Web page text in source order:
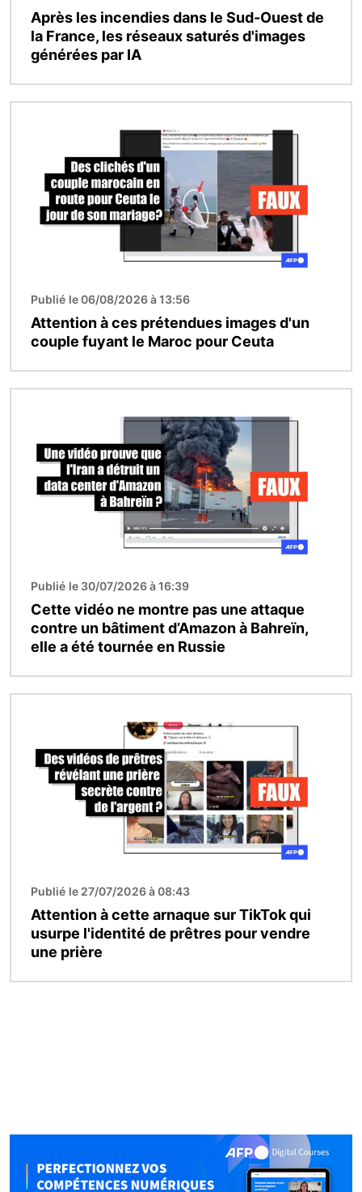
Après les incendies dans le Sud-Ouest de
la France, les réseaux saturés d'images
générées par IA
Publié le 06/08/2026 à 13:56
Attention à ces prétendues images d'un
couple fuyant le Maroc pour Ceuta
Publié le 30/07/2026 à 16:39
Cette vidéo ne montre pas une attaque
contre un bâtiment d’Amazon à Bahreïn,
elle a été tournée en Russie
Publié le 27/07/2026 à 08:43
Attention à cette arnaque sur TikTok qui
usurpe l'identité de prêtres pour vendre
une prière